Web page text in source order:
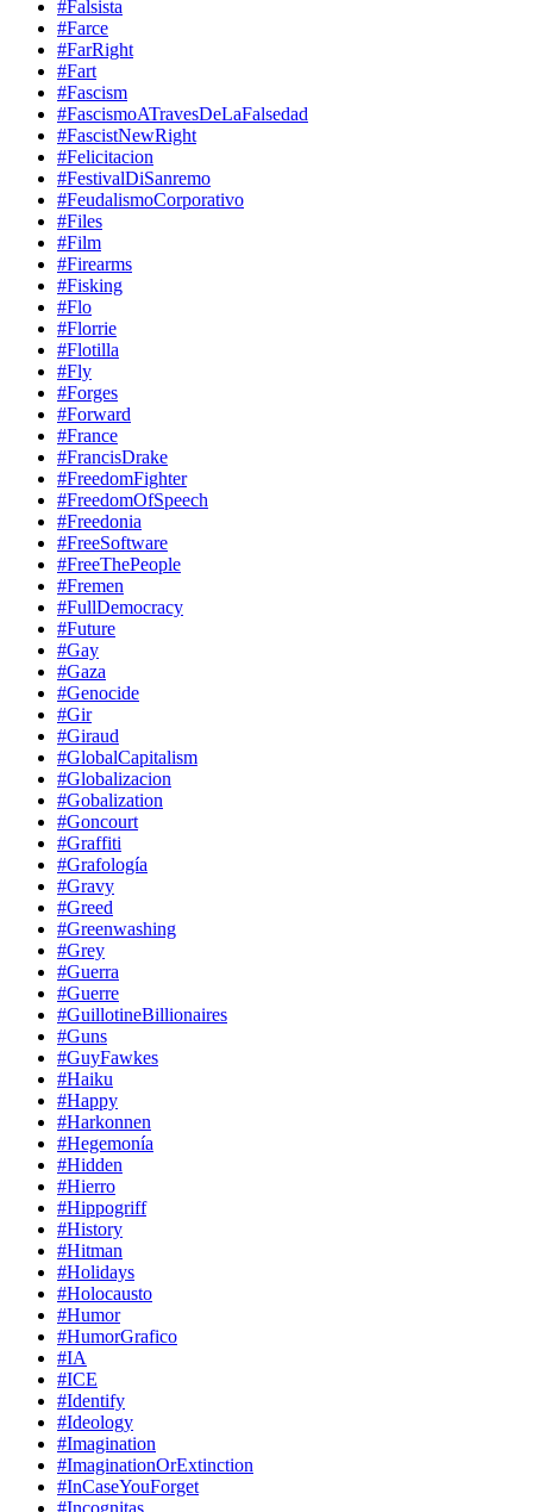
#Falsista
#Farce
#FarRight
#Fart
#Fascism
#FascismoATravesDeLaFalsedad
#FascistNewRight
#Felicitacion
#FestivalDiSanremo
#FeudalismoCorporativo
#Files
#Film
#Firearms
#Fisking
#Flo
#Florrie
#Flotilla
#Fly
#Forges
#Forward
#France
#FrancisDrake
#FreedomFighter
#FreedomOfSpeech
#Freedonia
#FreeSoftware
#FreeThePeople
#Fremen
#FullDemocracy
#Future
#Gay
#Gaza
#Genocide
#Gir
#Giraud
#GlobalCapitalism
#Globalizacion
#Gobalization
#Goncourt
#Graffiti
#Grafología
#Gravy
#Greed
#Greenwashing
#Grey
#Guerra
#Guerre
#GuillotineBillionaires
#Guns
#GuyFawkes
#Haiku
#Happy
#Harkonnen
#Hegemonía
#Hidden
#Hierro
#Hippogriff
#History
#Hitman
#Holidays
#Holocausto
#Humor
#HumorGrafico
#IA
#ICE
#Identify
#Ideology
#Imagination
#ImaginationOrExtinction
#InCaseYouForget